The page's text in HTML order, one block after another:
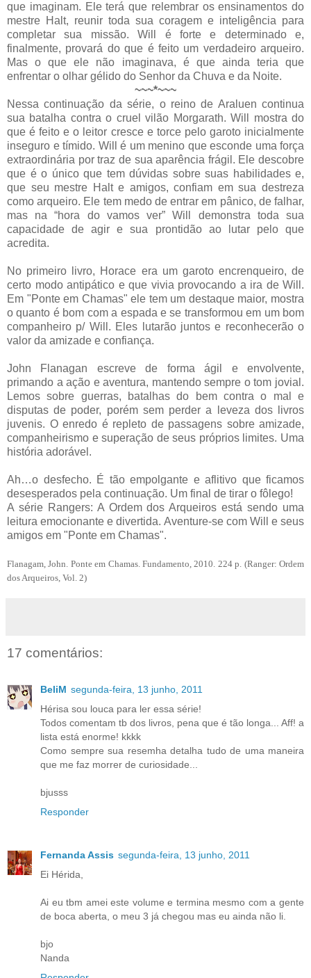
que imaginam. Ele terá que relembrar os ensinamentos do
mestre Halt, reunir toda sua coragem e inteligência para
completar sua missão. Will é forte e determinado e,
finalmente, provará do que é feito um verdadeiro arqueiro.
Mas o que ele não imaginava, é que ainda teria que
enfrentar o olhar gélido do Senhor da Chuva e da Noite.
~~~*~~~
Nessa continuação da série, o reino de Araluen continua
sua batalha contra o cruel vilão Morgarath. Will mostra do
que é feito e o leitor cresce e torce pelo garoto inicialmente
inseguro e tímido. Will é um menino que esconde uma força
extraordinária por traz de sua aparência frágil. Ele descobre
que é o único que tem dúvidas sobre suas habilidades e,
que seu mestre Halt e amigos, confiam em sua destreza
como arqueiro. Ele tem medo de entrar em pânico, de falhar,
mas na “hora do vamos ver” Will demonstra toda sua
capacidade de agir e sua prontidão ao lutar pelo que
acredita.
No primeiro livro, Horace era um garoto encrenqueiro, de
certo modo antipático e que vivia provocando a ira de Will.
Em "Ponte em Chamas" ele tem um destaque maior, mostra
o quanto é bom com a espada e se transformou em um bom
companheiro p/ Will. Eles lutarão juntos e reconhecerão o
valor da amizade e confiança.
John Flanagan escreve de forma ágil e envolvente,
primando a ação e aventura, mantendo sempre o tom jovial.
Lemos sobre guerras, batalhas do bem contra o mal e
disputas de poder, porém sem perder a leveza dos livros
juvenis. O enredo é repleto de passagens sobre amizade,
companheirismo e superação de seus próprios limites. Uma
história adorável.
Ah…o desfecho. É tão empolgante e aflitivo que ficamos
desesperados pela continuação. Um final de tirar o fôlego!
A série Rangers: A Ordem dos Arqueiros está sendo uma
leitura emocionante e divertida. Aventure-se com Will e seus
amigos em "Ponte em Chamas".
Flanagam, John. Ponte em Chamas. Fundamento, 2010. 224 p. (Ranger: Ordem
dos Arqueiros, Vol. 2)
17 comentários:
BeliM segunda-feira, 13 junho, 2011
Hérisa sou louca para ler essa série!
Todos comentam tb dos livros, pena que é tão longa... Aff! a
lista está enorme! kkkk
Como sempre sua resemha detalha tudo de uma maneira
que me faz morrer de curiosidade...
bjusss
Responder
Fernanda Assis segunda-feira, 13 junho, 2011
Ei Hérida,
Ai eu tbm amei este volume e termina mesmo com a gente
de boca aberta, o meu 3 já chegou mas eu ainda não li.
bjo
Nanda